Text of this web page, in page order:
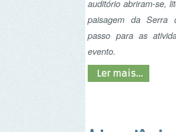
A importância da
selvagem nas
Vidas